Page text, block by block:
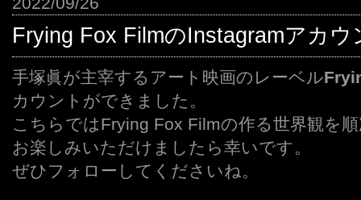
Frying Fox FilmのInstagramアカ
手塚眞が主宰するアート映画のレーベル
カウントができました。
こちらではFrying Fox Filmの作る世界観を
お楽しみいただけましたら幸いです。
ぜひフォローしてくださいね。